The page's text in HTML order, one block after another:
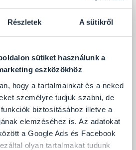
Részletek A sütikről
sütiket használunk a
eszközökhöz
hogy a tartalmainkat és a neked
személyre tudjuk szabni, de
biztosításához illetve a
elemzéséhez is. Az adatokat
a Google Ads és Facebook
olyan tartalmakat tudunk